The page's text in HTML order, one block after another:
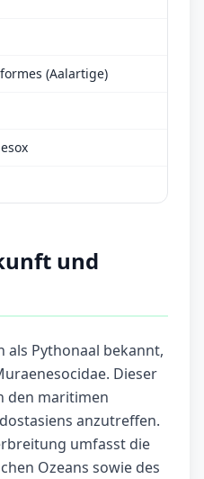
(Aalartige)
und
als Pythonaal bekannt,
Dieser
den maritimen
anzutreffen.
umfasst die
Ozeans sowie des